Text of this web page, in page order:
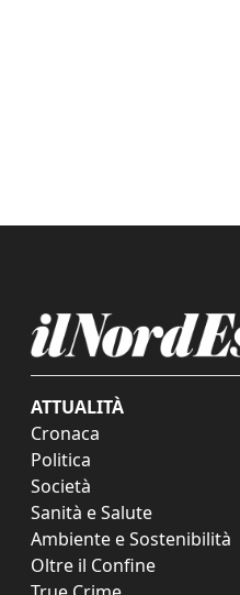
ATTUALITÀ
Cronaca
Politica
Società
Sanità e Salute
Ambiente e Sostenibilità
Oltre il Confine